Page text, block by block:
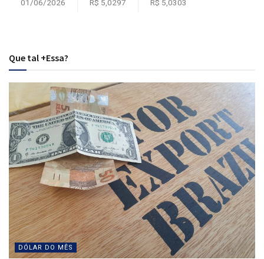
01/06/2026 R$ 5,0297 R$ 5,0303
Que tal +Essa?
DÓLAR DO MÊS